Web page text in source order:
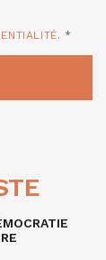
*